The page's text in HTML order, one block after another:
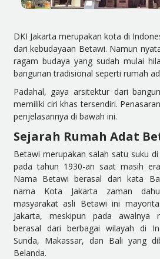
DKI Jakarta merupakan kota di
dari kebudayaan Betawi. Namun
ragam budaya yang sudah mulai
bangunan tradisional seperti rumah
Padahal, gaya arsitektur dari
memiliki ciri khas tersendiri.
penjelasannya di bawah ini.
Sejarah Rumah Adat
Betawi merupakan salah satu suku
pada tahun 1930-an saat masih
Nama Betawi berasal dari kata
nama Kota Jakarta zaman
masyarakat asli Betawi ini
Jakarta, meskipun pada awalnya
berasal dari berbagai wilayah di
Sunda, Makassar, dan Bali yang
Belanda.